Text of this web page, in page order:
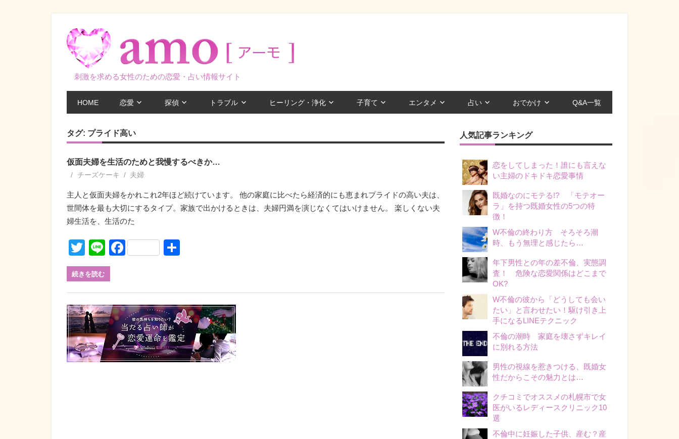
刺激を求める女性のための恋愛・占い情報サイト
HOME 恋愛 探偵 トラブル ヒーリング・浄化 子育て エンタメ 占い おでかけ Q&A一覧
タグ: プライド高い
仮面夫婦を生活のためと我慢するべきか…
チーズケーキ 夫婦
主人と仮面夫婦をかれこれ2年ほど続けています。 他の家庭に比べたら経済的にも恵まれプライドの高い夫は、
世間体を最も大切にするタイプ。家族で出かけるときは、夫婦円満を演じなくてはいけません。 楽しくない夫
婦生活を、生活のた
Twitter
LineFacebook
続きを読む
人気記事ランキング
恋をしてしまった！誰にも言えな
い主婦のドキドキ恋愛事情
既婚なのにモテる!? 「モテオー
ラ」を持つ既婚女性の5つの特
徴！
W不倫の終わり方 そろそろ潮
時、もう無理と感じたら…
年下男性との年の差不倫、実態調
査！ 危険な恋愛関係はどこまで
OK?
W不倫の彼から「どうしても会い
たい」と言わせたい！駆け引き上
手になるLINEテクニック
不倫の潮時 家庭を壊さずキレイ
に別れる方法
男性の視線を惹きつける、既婚女
性だからこその魅力とは…
クチコミでオススメの札幌市で女
医がいるレディースクリニック10
選
不倫中に妊娠した子供、産む？産